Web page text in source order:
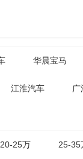
华晨宝马
江淮汽车 广
20-25万 25-35